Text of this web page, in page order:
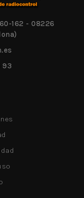
162 - 08226
93